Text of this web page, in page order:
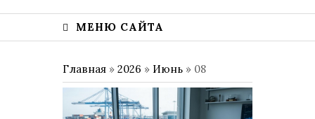
МЕНЮ САЙТА
Главная » 2026 » Июнь » 08